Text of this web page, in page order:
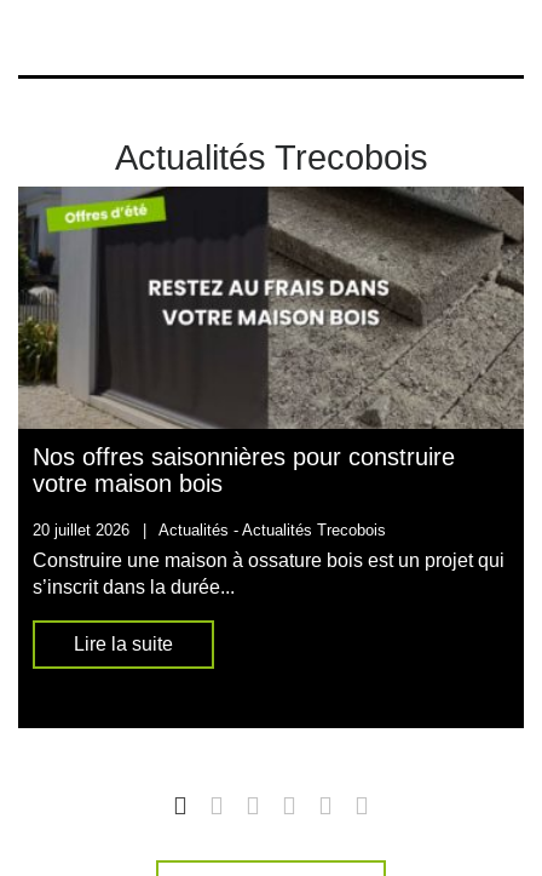
Actualités Trecobois
Nos offres saisonnières pour construire
votre maison bois
20 juillet 2026 Actualités - Actualités Trecobois
Construire une maison à ossature bois est un projet qui
s’inscrit dans la durée...
Lire la suite